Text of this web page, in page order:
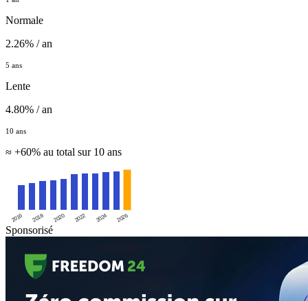
Normale
2.26% / an
5 ans
Lente
4.80% / an
10 ans
≈ +60% au total sur 10 ans
2016 2018 2020 2022 2024 2026
Sponsorisé